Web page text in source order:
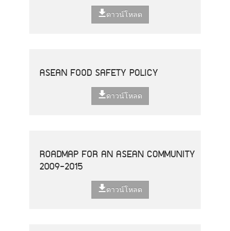
ดาวน์โหลด
ASEAN FOOD SAFETY POLICY
ดาวน์โหลด
ROADMAP FOR AN ASEAN COMMUNITY
2009-2015
ดาวน์โหลด